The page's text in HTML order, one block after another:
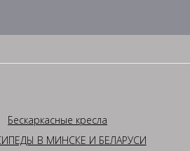
Бескаркасные кресла
В МИНСКЕ И БЕЛАРУСИ